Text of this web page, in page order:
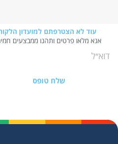
עוד לא הצטרפתם למועדון
אנא מלאו פרטים ותהנו ממבצעים
שלח טופס